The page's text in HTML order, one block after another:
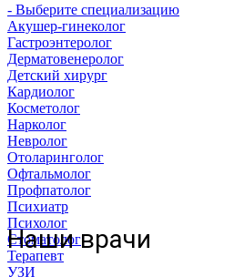
- Выберите специализацию
Акушер-гинеколог
Гастроэнтеролог
Дерматовенеролог
Детский хирург
Кардиолог
Косметолог
Нарколог
Невролог
Отоларинголог
Офтальмолог
Профпатолог
Психиатр
Психолог
Стоматолог
Терапевт
УЗИ
Наши врачи
Врач
терапевт,
врач
УЗИ,
врач
Врач
психиатр,
врач
психиатр-
Врач-
кардиолог,
Врач
гастроэнтеролог,
врач
Врач
Врач
акушер-
Врач
Врач-
дерматовенеролог,
Врач
УЗИ,
врач
семейной
медицины,
Врач
Врач
стоматолог-
Врач
Врач
Медицинская
Фельдшер,
медицинская
Врач
функциональной
Врач
детский
Врач